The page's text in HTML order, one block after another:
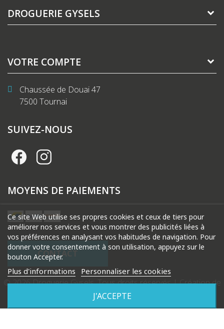
DROGUERIE GYSELS
VOTRE COMPTE
Chaussée de Douai 47
7500 Tournai
Ce site Web utilise ses propres cookies et ceux de tiers pour
améliorer nos services et vous montrer des publicités liées à
vos préférences en analysant vos habitudes de navigation. Pour
donner votre consentement à son utilisation, appuyez sur le
bouton Accepter.
Plus d'informations Personnaliser les cookies
J'ACCEPTE
SUIVEZ-NOUS
MOYENS DE PAIEMENTS
CONTACT
© 2026 Droguerie Gysels. Tous droits réservés |Création de
site internet Produweb™